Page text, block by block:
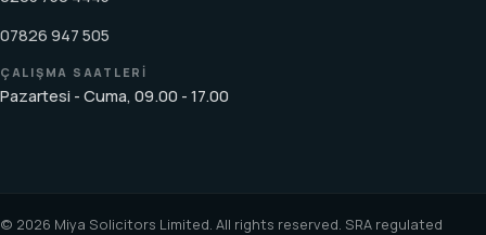
07826 947 505
ÇALIŞMA SAATLERI
Pazartesi - Cuma, 09.00 - 17.00
© 2026 Miya Solicitors Limited. All rights reserved. SRA regulated